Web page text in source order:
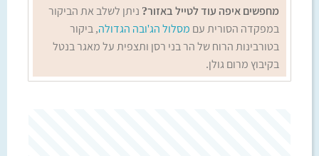
מחפשים איפה עוד לטייל באזור? ניתן לשלב את הביקור
במפקדה הסורית עם מסלול הג'ובה הגדולה, ביקור
בטורבינות הרוח של הר בני רסן ותצפית על מאגר בנטל
בקיבוץ מרום גולן.